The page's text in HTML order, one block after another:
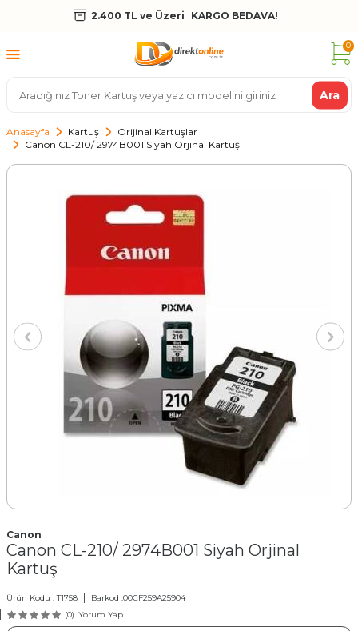
2.400 TL ve Üzeri KARGO BEDAVA!
Ara
0
Anasayfa Kartuş
Orijinal Kartuşlar
Canon CL-210/ 2974B001 Siyah Orjinal Kartuş
Canon
Canon CL-210/ 2974B001 Siyah Orjinal
Kartuş
Ürün Kodu :T1758 Barkod :00CF259A25904
(0) Yorum Yap